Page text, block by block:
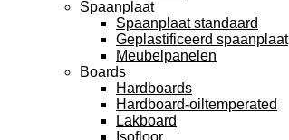
Spaanplaat
Spaanplaat standaard
Geplastificeerd spaanplaat
Meubelpanelen
Boards
Hardboards
Hardboard-oiltemperated
Lakboard
Isofloor